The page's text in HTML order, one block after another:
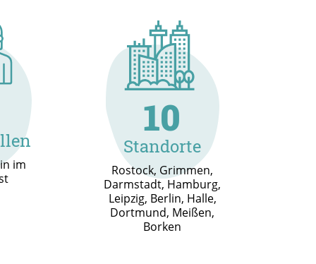
im
10
Standorte
Rostock, Grimmen,
Darmstadt, Hamburg,
Leipzig, Berlin, Halle,
Dortmund, Meißen,
Borken